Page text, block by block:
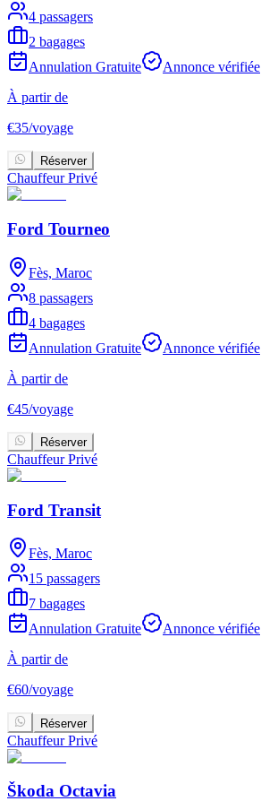
4 passagers
2 bagages
Annulation Gratuite
Annonce vérifiée
À partir de
€35/voyage
Réserver
Chauffeur Privé
Ford Tourneo
Fès, Maroc
8 passagers
4 bagages
Annulation Gratuite
Annonce vérifiée
À partir de
€45/voyage
Réserver
Chauffeur Privé
Ford Transit
Fès, Maroc
15 passagers
7 bagages
Annulation Gratuite
Annonce vérifiée
À partir de
€60/voyage
Réserver
Chauffeur Privé
Škoda Octavia